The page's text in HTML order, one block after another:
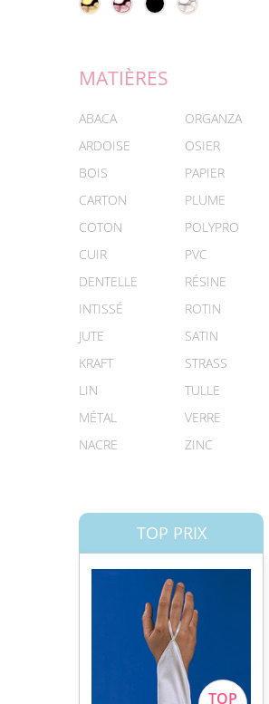
MATIÈRES
ABACA
ARDOISE
BOIS
CARTON
COTON
CUIR
DENTELLE
INTISSÉ
JUTE
KRAFT
LIN
MÉTAL
NACRE
ORGANZA
OSIER
PAPIER
PLUME
POLYPRO
PVC
RÉSINE
ROTIN
SATIN
STRASS
TULLE
VERRE
ZINC
TOP PRIX